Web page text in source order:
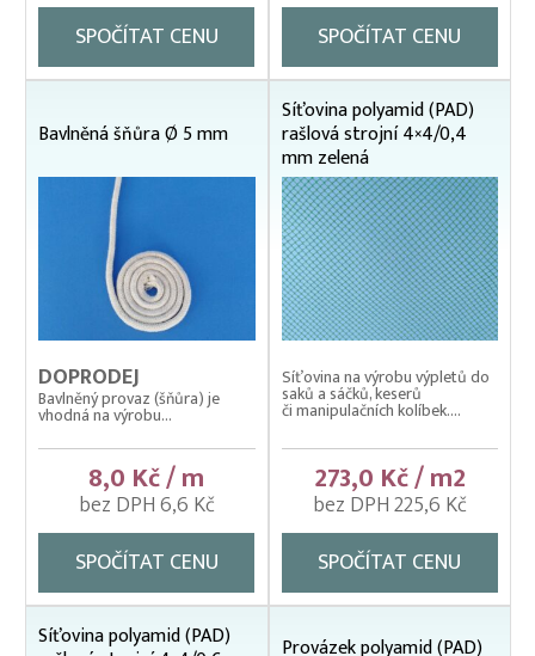
SPOČÍTAT CENU
SPOČÍTAT CENU
Bavlněná šňůra Ø 5 mm
DOPRODEJ
Bavlněný provaz (šňůra) je
vhodná na výrobu...
8,0 Kč / m
bez DPH 6,6 Kč
SPOČÍTAT CENU
Síťovina polyamid (PAD)
rašlová strojní 4×4/0,4
mm zelená
Síťovina na výrobu výpletů do
saků a sáčků, keserů
či manipulačních kolíbek....
273,0 Kč / m2
bez DPH 225,6 Kč
SPOČÍTAT CENU
Síťovina polyamid (PAD) Provázek polyamid (PAD)